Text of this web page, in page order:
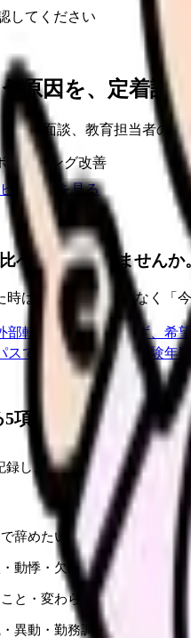
してください
原因を、定着診
ヶ月面談、教育担当者の
ーディング改善
ス詳細を見る
べてから決めませんか
は、すぐ応募ではなく「
部転職サイトへ送らず、希
スで比較する地域・経験年
項目
し、受診や公的相談先を
辞めたいと思った具体的な場
動悸・欠勤衝動に分けて見る
と・変わらなかったことを残
異動・勤務調整・在職転職に